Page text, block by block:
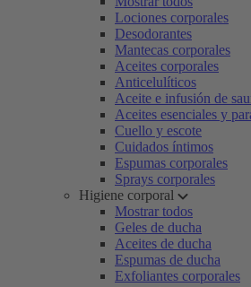
Lociones corporales
Desodorantes
Mantecas corporales
Aceites corporales
Anticelulíticos
Aceite e infusión de
Aceites esenciales y
Cuello y escote
Cuidados íntimos
Espumas corporales
Sprays corporales
Higiene corporal
Mostrar todos
Geles de ducha
Aceites de ducha
Espumas de ducha
Exfoliantes corporales